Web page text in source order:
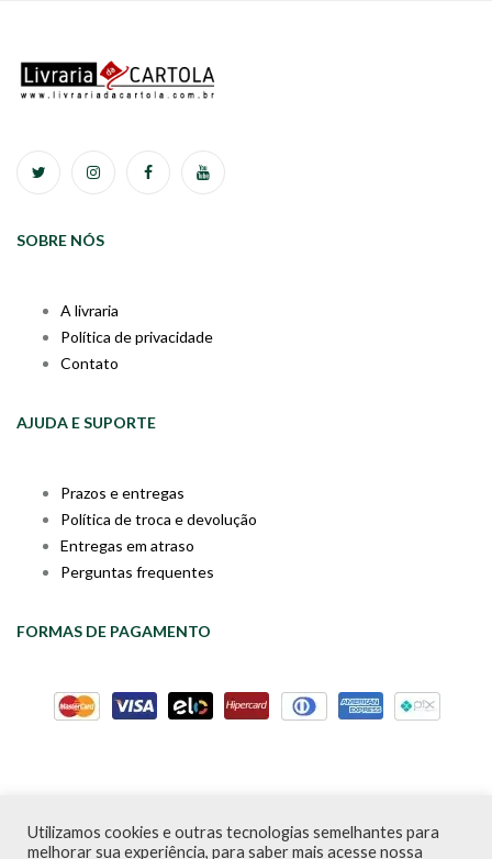
SOBRE NÓS
A livraria
Política de privacidade
Contato
AJUDA E SUPORTE
Prazos e entregas
Política de troca e devolução
Entregas em atraso
Perguntas frequentes
FORMAS DE PAGAMENTO
Livraria da Cartola © Desde 2020 | CNPJ: 31.298.135/0001-09 |
Utilizamos cookies e outras tecnologias semelhantes para
melhorar sua experiência, para saber mais acesse nossa